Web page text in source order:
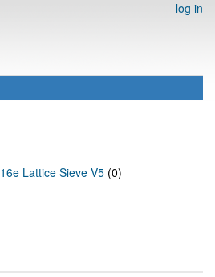
log in
16e Lattice Sieve V5 (0)